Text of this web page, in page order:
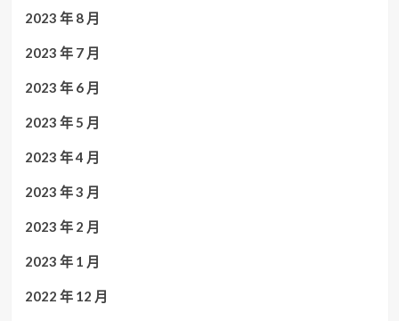
2023 年 8 月
2023 年 7 月
2023 年 6 月
2023 年 5 月
2023 年 4 月
2023 年 3 月
2023 年 2 月
2023 年 1 月
2022 年 12 月